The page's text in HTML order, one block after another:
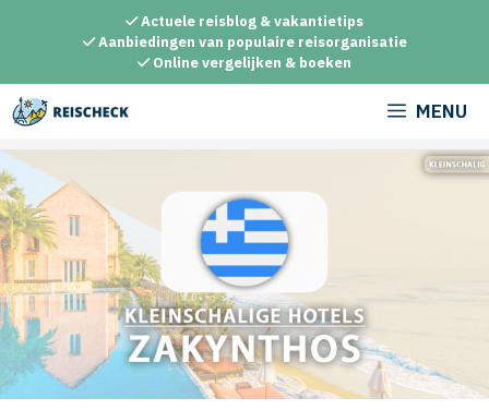
inhoud
Actuele reisblog & vakantietips
Aanbiedingen van populaire reisorganisatie
Online vergelijken & boeken
MENU